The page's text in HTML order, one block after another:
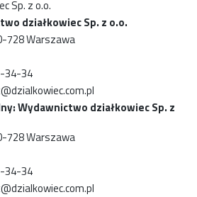
Sp. z o.o.
działkowiec Sp. z o.o.
728 Warszawa
34-34
Wydawnictwo działkowiec Sp. z
728 Warszawa
34-34